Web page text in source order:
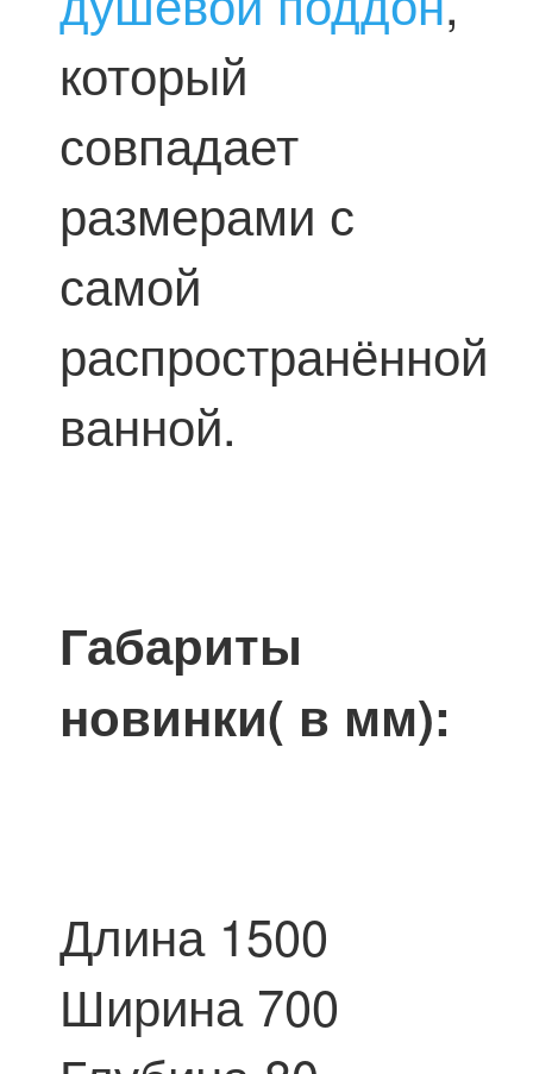
который
совпадает
размерами с
самой
распространённой
ванной.
Габариты
новинки( в мм):
Длина 1500
Ширина 700